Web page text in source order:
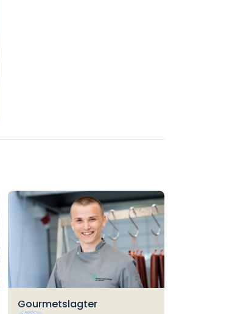
Gourmetslagter